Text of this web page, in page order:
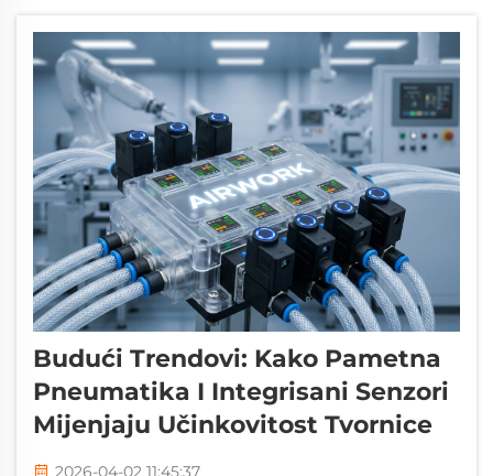
Budući Trendovi: Kako Pametna
Pneumatika I Integrisani Senzori
Mijenjaju Učinkovitost Tvornice
2026-04-02 11:45:37